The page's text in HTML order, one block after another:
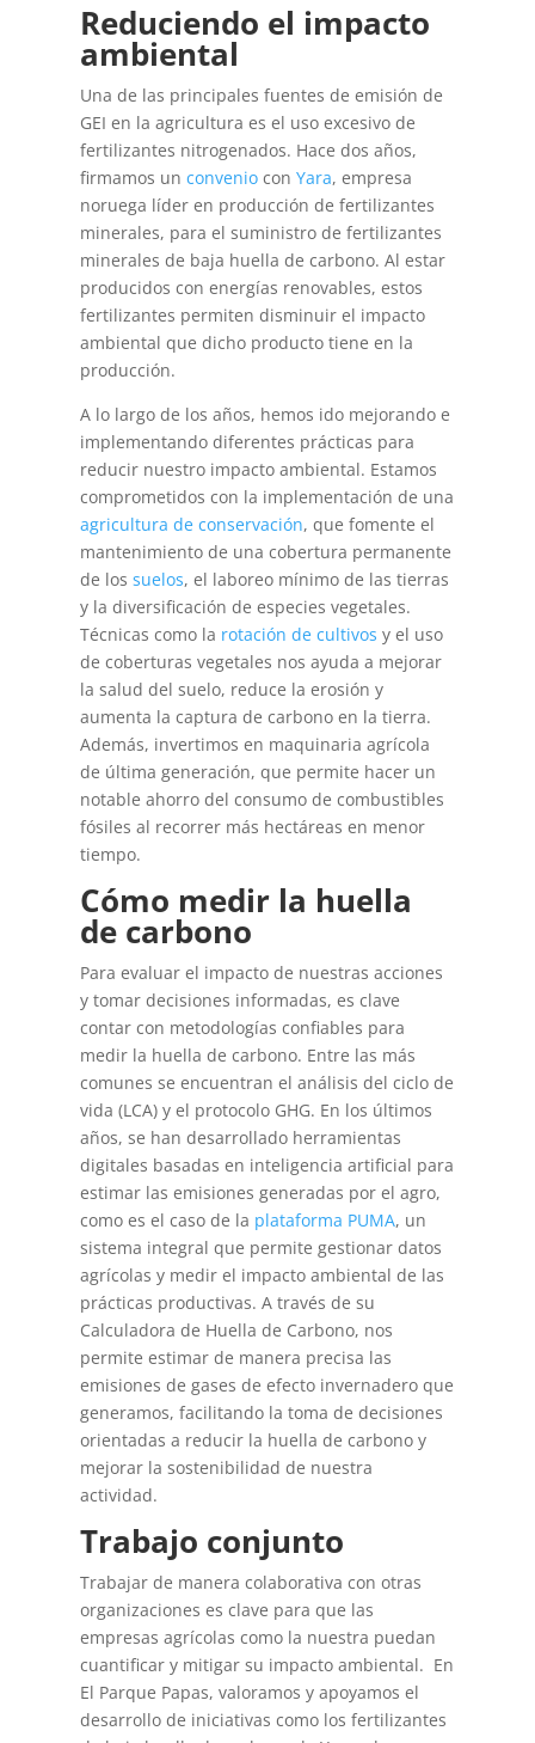
Reduciendo el impacto
ambiental
Una de las principales fuentes de emisión de
GEI en la agricultura es el uso excesivo de
fertilizantes nitrogenados. Hace dos años,
firmamos un convenio con Yara, empresa
noruega líder en producción de fertilizantes
minerales, para el suministro de fertilizantes
minerales de baja huella de carbono. Al estar
producidos con energías renovables, estos
fertilizantes permiten disminuir el impacto
ambiental que dicho producto tiene en la
producción.
A lo largo de los años, hemos ido mejorando e
implementando diferentes prácticas para
reducir nuestro impacto ambiental. Estamos
comprometidos con la implementación de una
agricultura de conservación, que fomente el
mantenimiento de una cobertura permanente
de lossuelos, el laboreo mínimo de las tierras
y la diversificación de especies vegetales.
Técnicas como la rotación de cultivos y el uso
de coberturas vegetales nos ayuda a mejorar
la salud del suelo, reduce la erosión y
aumenta la captura de carbono en la tierra.
Además, invertimos en maquinaria agrícola
de última generación, que permite hacer un
notable ahorro del consumo de combustibles
fósiles al recorrer más hectáreas en menor
tiempo.
Cómo medir la huella
de carbono
Para evaluar el impacto de nuestras acciones
y tomar decisiones informadas, es clave
contar con metodologías confiables para
medir la huella de carbono. Entre las más
comunes se encuentran el análisis del ciclo de
vida (LCA) y el protocolo GHG. En los últimos
años, se han desarrollado herramientas
digitales basadas en inteligencia artificial para
estimar las emisiones generadas por el agro,
como es el caso de la plataforma PUMA, un
sistema integral que permite gestionar datos
agrícolas y medir el impacto ambiental de las
prácticas productivas. A través de su
Calculadora de Huella de Carbono, nos
permite estimar de manera precisa las
emisiones de gases de efecto invernadero que
generamos, facilitando la toma de decisiones
orientadas a reducir la huella de carbono y
mejorar la sostenibilidad de nuestra
actividad.
Trabajo conjunto
Trabajar de manera colaborativa con otras
organizaciones es clave para que las
empresas agrícolas como la nuestra puedan
cuantificar y mitigar su impacto ambiental. En
El Parque Papas, valoramos y apoyamos el
desarrollo de iniciativas como los fertilizantes